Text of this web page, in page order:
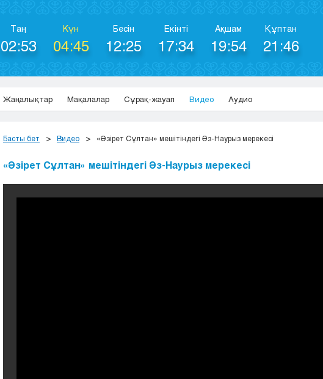
Таң
02:53
Күн
04:45
Бесін
12:25
Екінті
17:34
Ақшам
19:54
Құптан
21:46
Жаңалықтар Мақалалар Сұрақ-жауап Видео Аудио
Басты бет Видео «Әзірет Сұлтан» мешітіндегі Әз-Наурыз мерекесі
«Әзірет Сұлтан» мешітіндегі Әз-Наурыз мерекесі